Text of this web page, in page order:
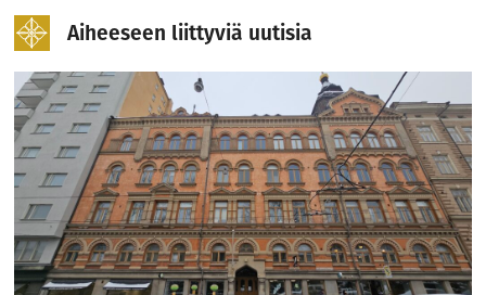
Aiheeseen liittyviä uutisia